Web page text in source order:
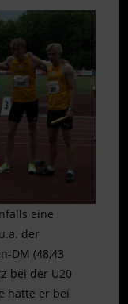
eine
der
DM (48,43
bei der U20
hatte er bei